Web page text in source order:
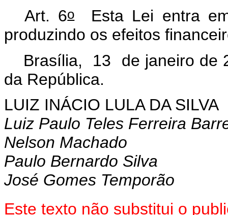
Art. 6oEsta Lei entra em
produzindo os efeitos
Brasília, 13 de janeiro de
da República.
LUIZ INÁCIO LULA DA SILVA
Luiz Paulo Teles Ferreira
Nelson Machado
Paulo Bernardo Silva
José Gomes Temporão
Este texto não substitui o